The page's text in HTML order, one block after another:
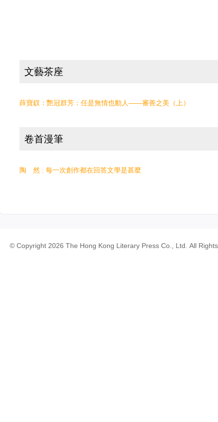
文藝茶座
薛寶釵：艷冠群芳：任是無情也動人——審善之美（上）
卷首漫筆
陶 然 : 每一次創作都在回答文學是甚麼
© Copyright 2026 The Hong Kong Literary Press Co., Ltd. All